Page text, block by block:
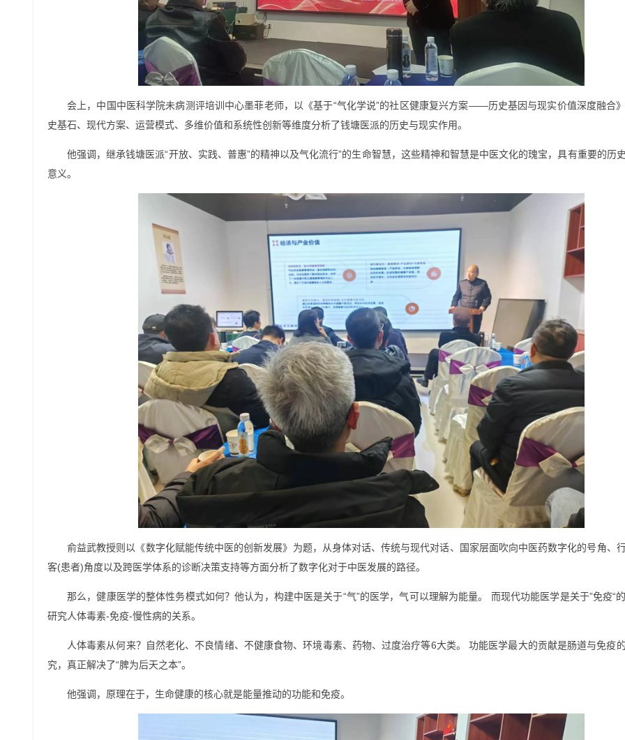
会上，中国中医科学院未病测评培训中心墨菲老师，以《基于“气化学说”的社区健康复兴方案——历史基因与现实价值深度融合
史基石、现代方案、运营模式、多维价值和系统性创新等维度分析了钱塘医派的历史与现实作用。
他强调，继承钱塘医派“开放、实践、普惠”的精神以及气化流行”的生命智慧，这些精神和智慧是中医文化的瑰宝，具有重要的历
意义。
俞益武教授则以《数字化赋能传统中医的创新发展》为题，从身体对话、传统与现代对话、国家层面吹向中医药数字化的号角、
客(患者)角度以及跨医学体系的诊断决策支持等方面分析了数字化对于中医发展的路径。
那么，健康医学的整体性务模式如何？他认为，构建中医是关于“气”的医学，气可以理解为能量。 而现代功能医学是关于”免疫“
研究人体毒素-免疫-慢性病的关系。
人体毒素从何来？自然老化、不良情绪、不健康食物、环境毒素、药物、过度治疗等6大类。 功能医学最大的贡献是肠道与免疫
究，真正解决了“脾为后天之本”。
他强调，原理在于，生命健康的核心就是能量推动的功能和免疫。